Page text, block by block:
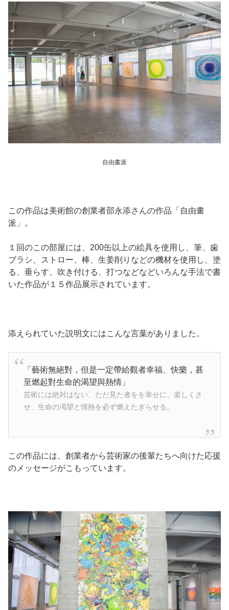
自由畫派
この作品は美術館の創業者邵永添さんの作品「自由畫
派」。
１回のこの部屋には、200缶以上の絵具を使用し、筆、歯
ブラシ、ストロー、棒、生姜削りなどの機材を使用し、塗
る、垂らす、吹き付ける、打つなどなどいろんな手法で書
いた作品が１５作品展示されています。
添えられていた説明文にはこんな言葉がありました。
「藝術無絕對，但是一定帶給觀者幸福、快樂，甚
至燃起對生命的渴望與熱情」
芸術には絶対はない、ただ見た者をを幸せに、楽しくさ
せ、生命の渇望と情熱を必ず燃えたぎらせる。
この作品には、創業者から芸術家の後輩たちへ向けた応援
のメッセージがこもっています。